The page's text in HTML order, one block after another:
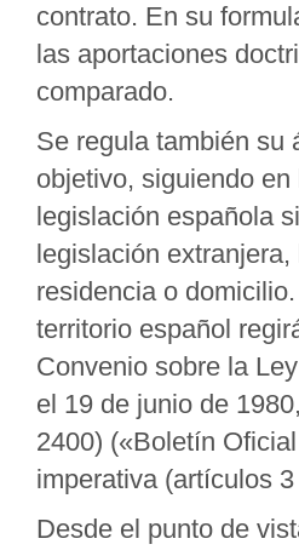
contrato. En su
las aportaciones
comparado.
Se regula también su
objetivo, siguiendo
legislación española
legislación
residencia o
territorio español
Convenio sobre la
el 19 de junio de
2400) («Boletín
imperativa (artículos
Desde el punto de